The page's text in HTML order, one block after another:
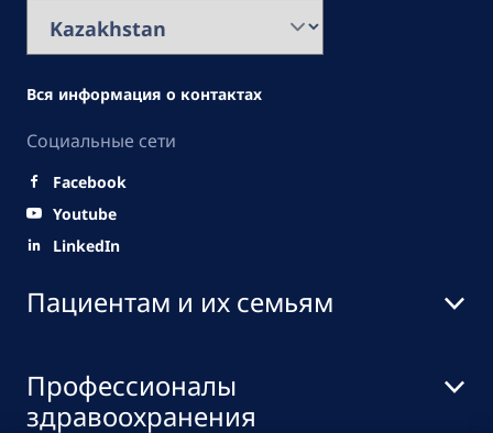
Пациентам и их семьям
Профессионалы
здравоохранения
Вся информация о контактах
Социальные сети
Facebook
Youtube
LinkedIn